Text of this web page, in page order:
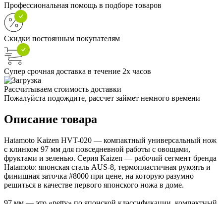
Профессиональная помощь в подборе товаров
Скидки постоянным покупателям
Супер срочная доставка в течение 2х часов
Рассчитываем стоимость доставки
Пожалуйста подождите, рассчет займет немного времени
Описание товара
Hatamoto Kaizen HVT-020 — компактный универсальный нож
с клинком 97 мм для повседневной работы с овощами,
фруктами и зеленью. Серия Kaizen — рабочий сегмент бренда
Hatamoto: японская сталь AUS-8, термопластичная рукоять и
финишная заточка #8000 при цене, на которую разумно
решиться в качестве первого японского ножа в доме.